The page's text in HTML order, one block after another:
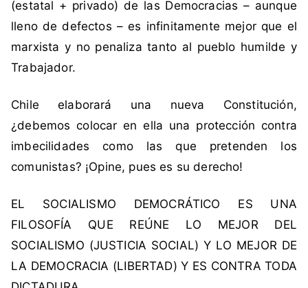
(estatal + privado) de las Democracias – aunque
lleno de defectos – es infinitamente mejor que el
marxista y no penaliza tanto al pueblo humilde y
Trabajador.
Chile elaborará una nueva Constitución,
¿debemos colocar en ella una protección contra
imbecilidades como las que pretenden los
comunistas? ¡Opine, pues es su derecho!
EL SOCIALISMO DEMOCRÁTICO ES UNA
FILOSOFÍA QUE REÚNE LO MEJOR DEL
SOCIALISMO (JUSTICIA SOCIAL) Y LO MEJOR DE
LA DEMOCRACIA (LIBERTAD) Y ES CONTRA TODA